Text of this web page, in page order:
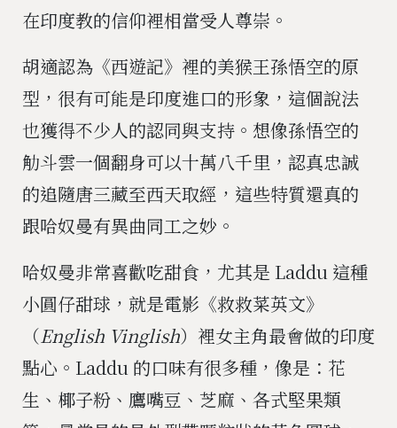
在印度教的信仰裡相當受人尊崇。
胡適認為《西遊記》裡的美猴王孫悟空的原
型，很有可能是印度進口的形象，這個說法
也獲得不少人的認同與支持。想像孫悟空的
觔斗雲一個翻身可以十萬八千里，認真忠誠
的追隨唐三藏至西天取經，這些特質還真的
跟哈奴曼有異曲同工之妙。
哈奴曼非常喜歡吃甜食，尤其是 Laddu 這種
小圓仔甜球，就是電影《救救菜英文》
（English Vinglish）裡女主角最會做的印度
點心。Laddu 的口味有很多種，像是：花
生、椰子粉、鷹嘴豆、芝麻、各式堅果類